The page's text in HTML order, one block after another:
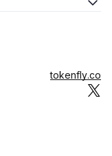
tokenfly.co